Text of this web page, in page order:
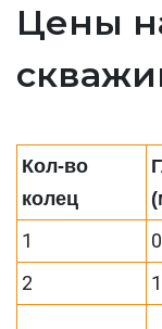
Цены
Кол-во
колец
1
2